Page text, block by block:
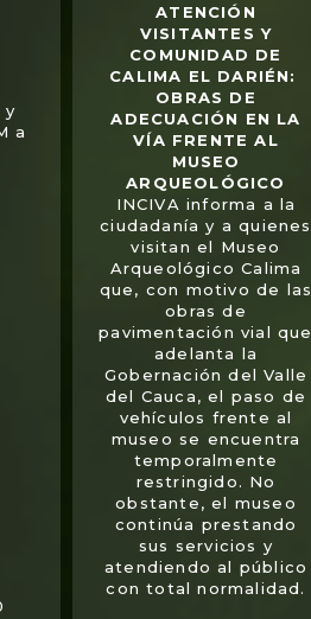
y
a
ATENCIÓN
VISITANTES Y
COMUNIDAD DE
CALIMA EL DARIÉN:
OBRAS DE
ADECUACIÓN EN LA
VÍA FRENTE AL
MUSEO
ARQUEOLÓGICO
INCIVA informa a la
ciudadanía y a quienes
visitan el Museo
Arqueológico Calima
que, con motivo de las
obras de
pavimentación vial que
adelanta la
Gobernación del Valle
del Cauca, el paso de
vehículos frente al
museo se encuentra
temporalmente
restringido. No
obstante, el museo
continúa prestando
sus servicios y
atendiendo al público
con total normalidad.